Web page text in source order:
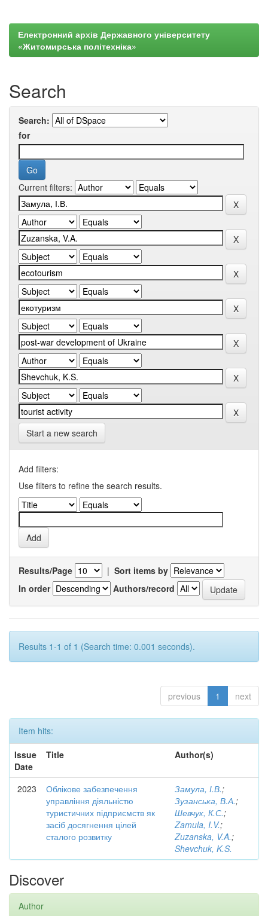
Електронний архів Державного університету
«Житомирська політехніка»
Search
Search:
for
Current filters:
Start a new search
Add filters:
Use filters to refine the search results.
Results/Page | Sort items by
In order
Authors/record
Results 1-1 of 1 (Search time: 0.001 seconds).
previous 1 next
Item hits:
Issue
Date
Title Author(s)
2023
Облікове забезпечення
управління діяльністю
туристичних підприємств як
засіб досягнення цілей
сталого розвитку
Замула, І.В.;
Зузанська, В.А.;
Шевчук, К.С.;
Zamula, I.V.;
Zuzanska, V.A.;
Shevchuk, K.S.
Discover
Author